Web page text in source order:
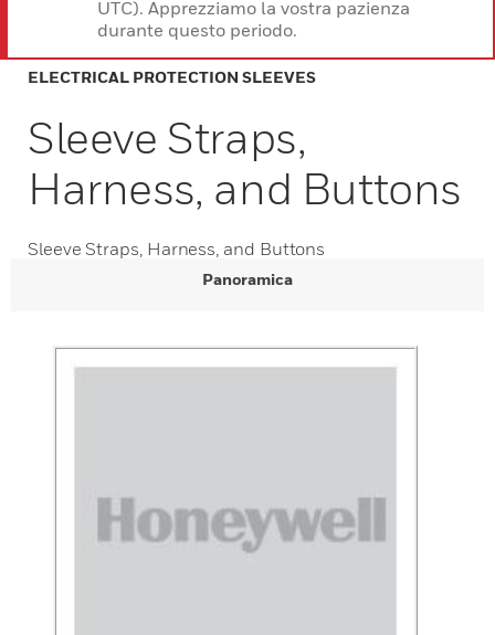
UTC). Apprezziamo la vostra pazienza
durante questo periodo.
ELECTRICAL PROTECTION SLEEVES
Sleeve Straps,
Harness, and Buttons
Sleeve Straps, Harness, and Buttons
Panoramica